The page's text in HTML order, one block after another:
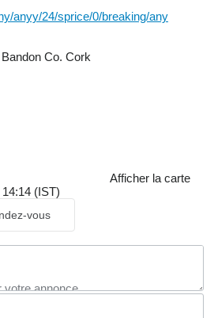
anyy/24/sprice/0/breaking/any
Co. Cork
Afficher la carte
(IST)
vous